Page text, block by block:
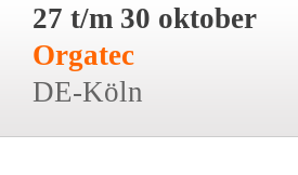
27 t/m 30 oktober
Orgatec
DE-Köln